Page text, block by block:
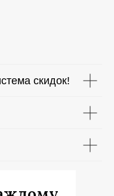
скидок!